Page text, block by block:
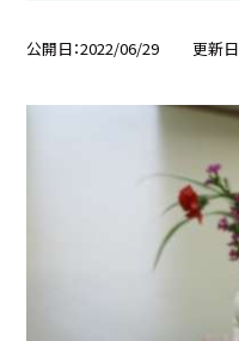
公開日 2022/06/29 更新日